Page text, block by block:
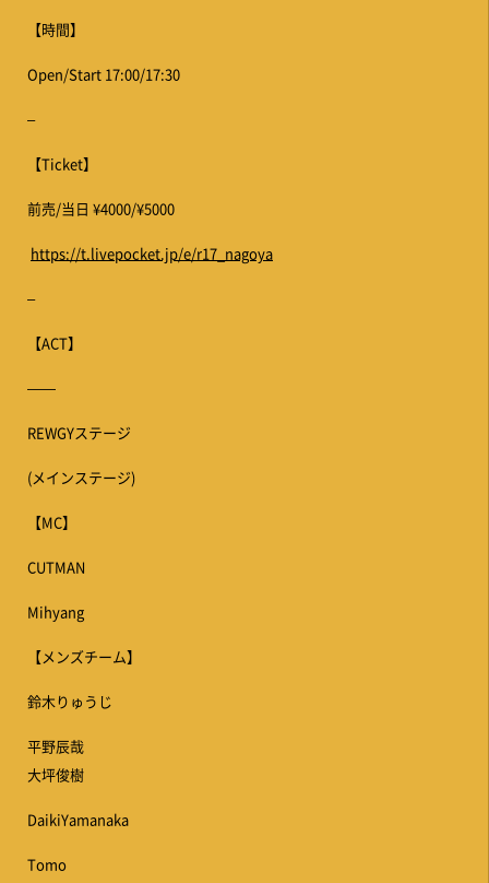
【時間】
Open/Start 17:00/17:30
–
【Ticket】
前売/当日 ¥4000/¥5000
https://t.livepocket.jp/e/r17_nagoya
–
【ACT】
——
REWGYステージ
(メインステージ)
【MC】
CUTMAN
Mihyang
【メンズチーム】
鈴木りゅうじ
平野辰哉
大坪俊樹
DaikiYamanaka
Tomo